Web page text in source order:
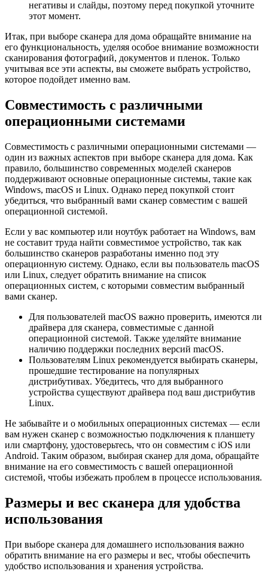
негативы и слайды, поэтому перед покупкой уточните
этот момент.
Итак, при выборе сканера для дома обращайте внимание на
его функциональность, уделяя особое внимание возможности
сканирования фотографий, документов и пленок. Только
учитывая все эти аспекты, вы сможете выбрать устройство,
которое подойдет именно вам.
Совместимость с различными
операционными системами
Совместимость с различными операционными системами —
один из важных аспектов при выборе сканера для дома. Как
правило, большинство современных моделей сканеров
поддерживают основные операционные системы, такие как
Windows, macOS и Linux. Однако перед покупкой стоит
убедиться, что выбранный вами сканер совместим с вашей
операционной системой.
Если у вас компьютер или ноутбук работает на Windows, вам
не составит труда найти совместимое устройство, так как
большинство сканеров разработаны именно под эту
операционную систему. Однако, если вы пользователь macOS
или Linux, следует обратить внимание на список
операционных систем, с которыми совместим выбранный
вами сканер.
Для пользователей macOS важно проверить, имеются ли
драйвера для сканера, совместимые с данной
операционной системой. Также уделяйте внимание
наличию поддержки последних версий macOS.
Пользователям Linux рекомендуется выбирать сканеры,
прошедшие тестирование на популярных
дистрибутивах. Убедитесь, что для выбранного
устройства существуют драйвера под ваш дистрибутив
Linux.
Не забывайте и о мобильных операционных системах — если
вам нужен сканер с возможностью подключения к планшету
или смартфону, удостоверьтесь, что он совместим с iOS или
Android. Таким образом, выбирая сканер для дома, обращайте
внимание на его совместимость с вашей операционной
системой, чтобы избежать проблем в процессе использования.
Размеры и вес сканера для удобства
использования
При выборе сканера для домашнего использования важно
обратить внимание на его размеры и вес, чтобы обеспечить
удобство использования и хранения устройства.